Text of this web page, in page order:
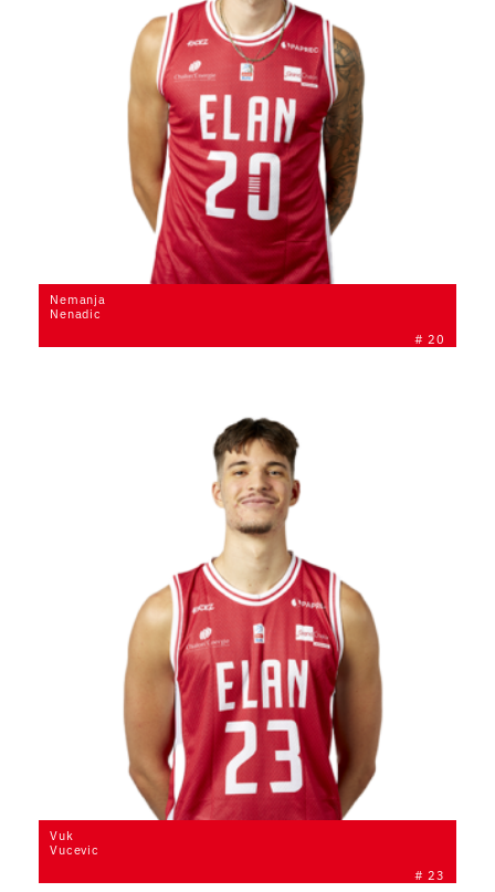
# 20
Nemanja
Nenadic
# 23
Vuk
Vucevic